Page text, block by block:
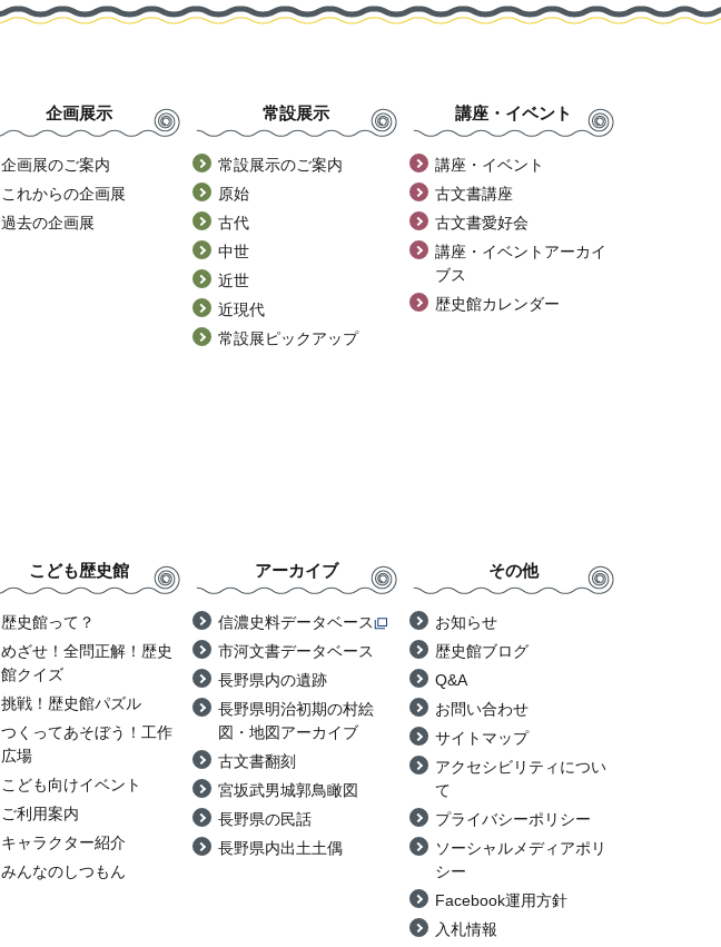
企画展示
企画展のご案内
これからの企画展
過去の企画展
常設展示
常設展示のご案内
原始
古代
中世
近世
近現代
常設展ピックアップ
講座・イベント
講座・イベント
古文書講座
古文書愛好会
講座・イベントアーカイ
ブス
歴史館カレンダー
こども歴史館
歴史館って？
めざせ！全問正解！歴史
館クイズ
挑戦！歴史館パズル
つくってあそぼう！工作
広場
こども向けイベント
ご利用案内
キャラクター紹介
みんなのしつもん
アーカイブ
信濃史料データベース
市河文書データベース
長野県内の遺跡
長野県明治初期の村絵
図・地図アーカイブ
古文書翻刻
宮坂武男城郭鳥瞰図
長野県の民話
長野県内出土土偶
その他
お知らせ
歴史館ブログ
Q&A
お問い合わせ
サイトマップ
アクセシビリティについ
て
プライバシーポリシー
ソーシャルメディアポリ
シー
Facebook運用方針
入札情報